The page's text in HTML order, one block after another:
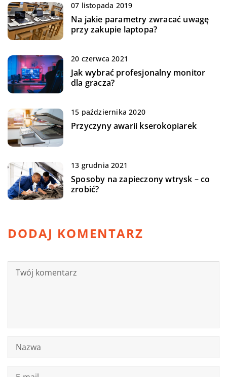
07 listopada 2019
Na jakie parametry zwracać uwagę
przy zakupie laptopa?
20 czerwca 2021
Jak wybrać profesjonalny monitor
dla gracza?
15 października 2020
Przyczyny awarii kserokopiarek
13 grudnia 2021
Sposoby na zapieczony wtrysk – co
zrobić?
DODAJ KOMENTARZ